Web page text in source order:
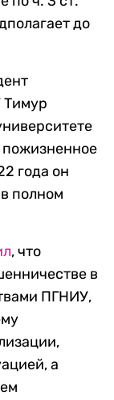
до
Тимур
пожизненное
года он
полном
, что
в
ПГНИУ,
а